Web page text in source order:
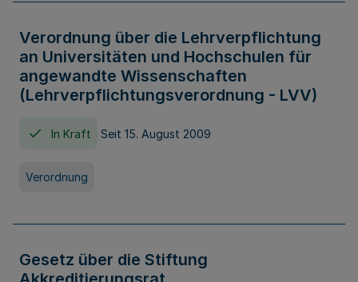
Verordnung über die Lehrverpflichtung
an Universitäten und Hochschulen für
angewandte Wissenschaften
(Lehrverpflichtungsverordnung - LVV)
In Kraft Seit 15. August 2009
Verordnung
Gesetz über die Stiftung